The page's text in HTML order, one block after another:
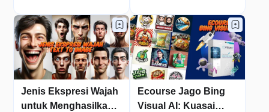
mem…
in…
Jenis Ekspresi Wajah
untuk Menghasilkan
Ecourse Jago Bing
Visual AI: Kuasai